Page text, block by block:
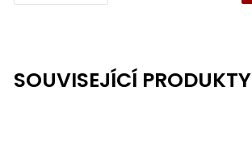
SOUVISEJÍCÍ PRODUKTY